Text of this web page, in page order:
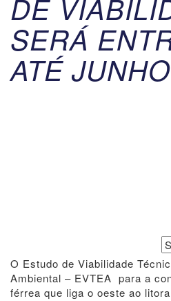
DE
SERÁ
ATÉ JUNHO
O Estudo de Viabilidade
Ambiental – EVTEA para a
férrea que liga o oeste ao